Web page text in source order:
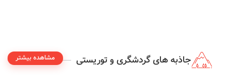
جاذبه های گردشگری و توریستی مشاهده بیشتر